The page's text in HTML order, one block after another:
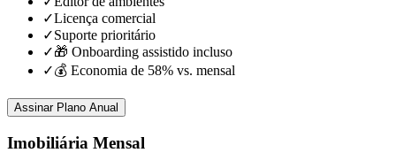
✓Licença comercial
✓Suporte prioritário
✓🎁 Onboarding assistido incluso
✓💰 Economia de 58% vs. mensal
Assinar Plano Anual
Imobiliária Mensal